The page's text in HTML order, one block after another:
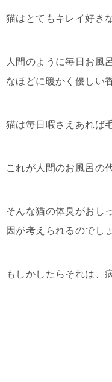
猫はとてもキレイ好き
人間のように毎日お風
なほどに暖かく優しい
猫は毎日暇さえあれば
これが人間のお風呂の
そんな猫の体臭がおし
因が考えられるのでし
もしかしたらそれは、